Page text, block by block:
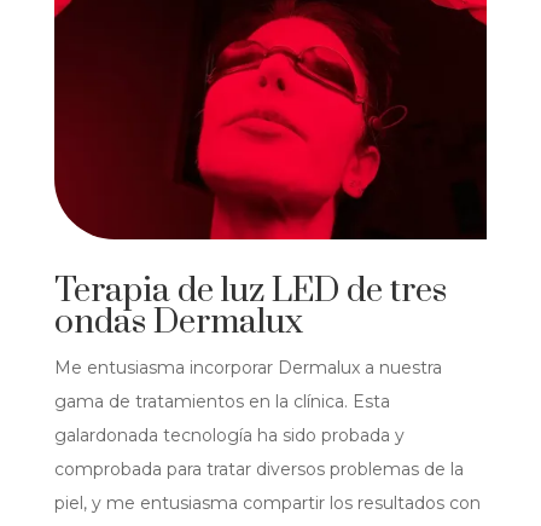
Terapia de luz LED de tres
ondas Dermalux
Me entusiasma incorporar Dermalux a nuestra
gama de tratamientos en la clínica. Esta
galardonada tecnología ha sido probada y
comprobada para tratar diversos problemas de la
piel, y me entusiasma compartir los resultados con